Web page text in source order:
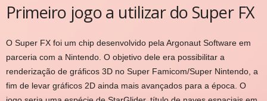
Primeiro jogo a utilizar do Super FX
O Super FX foi um chip desenvolvido pela Argonaut Software em
parceria com a Nintendo. O objetivo dele era possibilitar a
renderização de gráficos 3D no Super Famicom/Super Nintendo, a
fim de levar gráficos 2D ainda mais avançados para a época. O